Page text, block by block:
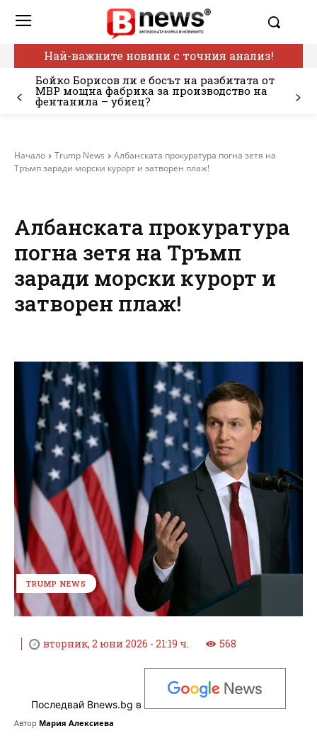
Най-важните новини с точния анализ!
Бойко Борисов ли е босът на разбитата от
МВР мощна фабрика за производство на
фентанила – убиец?
Начало Trump News
Албанската прокуратура погна зетя на
Тръмп заради морски курорт и затворен плаж!
Албанската прокуратура
погна зетя на Тръмп
заради морски курорт и
затворен плаж!
TRUMP NEWS
вторник, 2 юни 2026 - 21:19 ч. 568
Последвай Bnews.bg в
Автор Мария Алексиева